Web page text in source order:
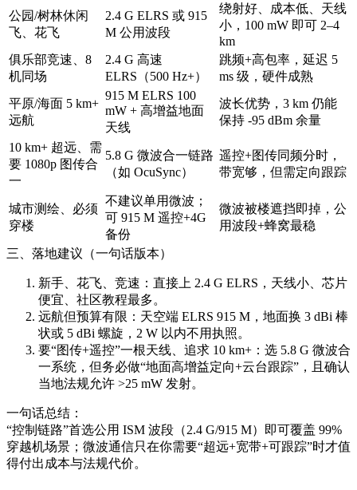
公园/树林休闲
飞、花飞
2.4 G ELRS 或 915
M 公用波段
绕射好、成本低、天线
小，100 mW 即可 2–4
km
俱乐部竞速、8
机同场
2.4 G 高速
ELRS（500 Hz+）
跳频+高包率，延迟 5
ms 级，硬件成熟
平原/海面 5 km+
远航
915 M ELRS 100
mW + 高增益地面
天线
波长优势，3 km 仍能
保持 -95 dBm 余量
10 km+ 超远、需
要 1080p 图传合
一
5.8 G 微波合一链路
（如 OcuSync）
遥控+图传同频分时，
带宽够，但需定向跟踪
城市测绘、必须
穿楼
不建议单用微波；
可 915 M 遥控+4G
备份
微波被楼遮挡即掉，公
用波段+蜂窝最稳
三、落地建议（一句话版本）
新手、花飞、竞速：直接上 2.4 G ELRS，天线小、芯片
便宜、社区教程最多。
远航但预算有限：天空端 ELRS 915 M，地面换 3 dBi 棒
状或 5 dBi 螺旋，2 W 以内不用执照。
要“图传+遥控”一根天线、追求 10 km+：选 5.8 G 微波合
一系统，但务必做“地面高增益定向+云台跟踪”，且确认
当地法规允许 >25 mW 发射。
一句话总结：
“控制链路”首选公用 ISM 波段（2.4 G/915 M）即可覆盖 99%
穿越机场景；微波通信只在你需要“超远+宽带+可跟踪”时才值
得付出成本与法规代价。